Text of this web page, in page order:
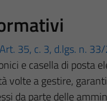
Art. 35, c. 3, d.lgs. n.
e casella di posta
volte a gestire,
da parte delle